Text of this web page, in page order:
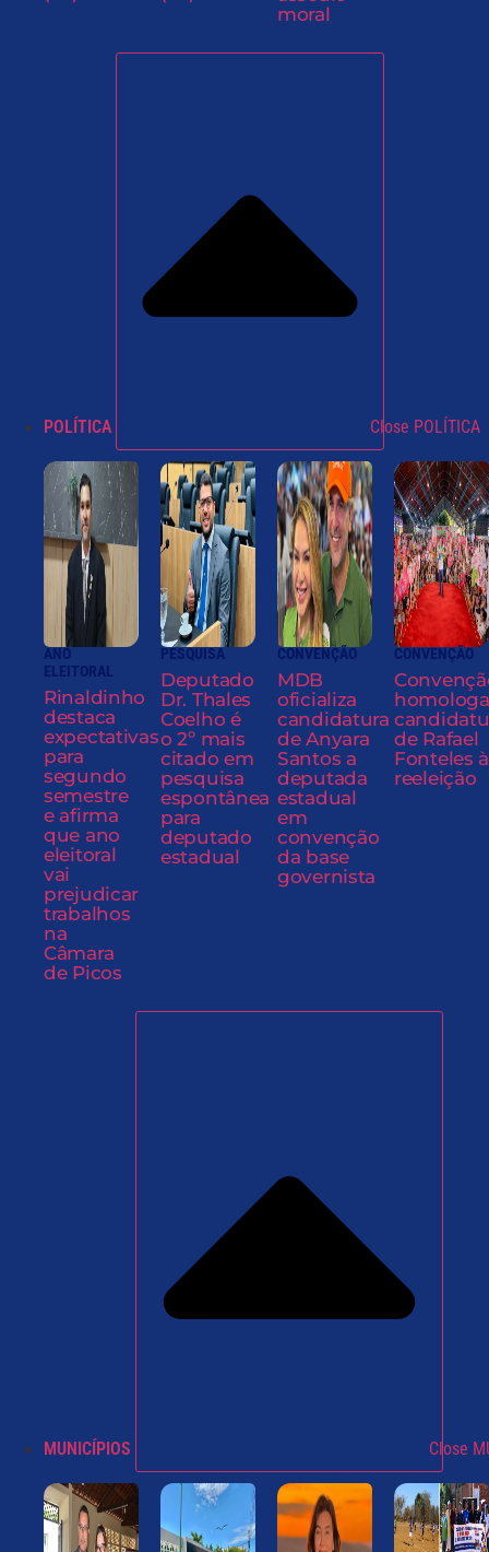
moral
POLÍTICA Close POLÍTICA
ANO
ELEITORAL
Rinaldinho
destaca
expectativas
para
segundo
semestre
e afirma
que ano
eleitoral
vai
prejudicar
trabalhos
na
Câmara
de Picos
PESQUISA
Deputado
Dr. Thales
Coelho é
o 2º mais
citado em
pesquisa
espontânea
para
deputado
estadual
CONVENÇÃO
MDB
oficializa
candidatura
de Anyara
Santos a
deputada
estadual
em
convenção
da base
governista
CONVENÇÃO
homologa
de Rafael
Fonteles à
reeleição
MUNICÍPIOS Close